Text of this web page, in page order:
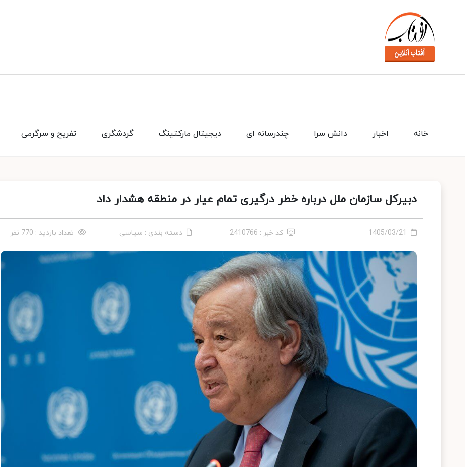
تفریح و سرگرمی گردشگری دیجیتال مارکتینگ چندرسانه ای دانش سرا اخبار خانه
دبیرکل سازمان ملل درباره خطر درگیری تمام عیار در منطقه هشدار داد
1405/03/21 کد خبر : 2410766 دسته بندی : سیاسی تعداد بازدید : 770 نفر